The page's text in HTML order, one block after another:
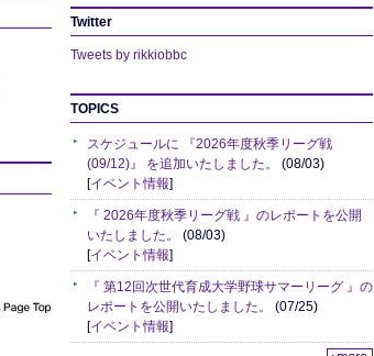
Twitter
Tweets by rikkiobbc
TOPICS
スケジュールに 『2026年度秋季リーグ戦
(09/12)』 を追加いたしました。 (08/03)
[イベント情報]
『 2026年度秋季リーグ戦 』のレポートを公開
いたしました。 (08/03)
[イベント情報]
『 第12回次世代育成大学野球サマーリーグ 』の
レポートを公開いたしました。 (07/25)
[イベント情報]